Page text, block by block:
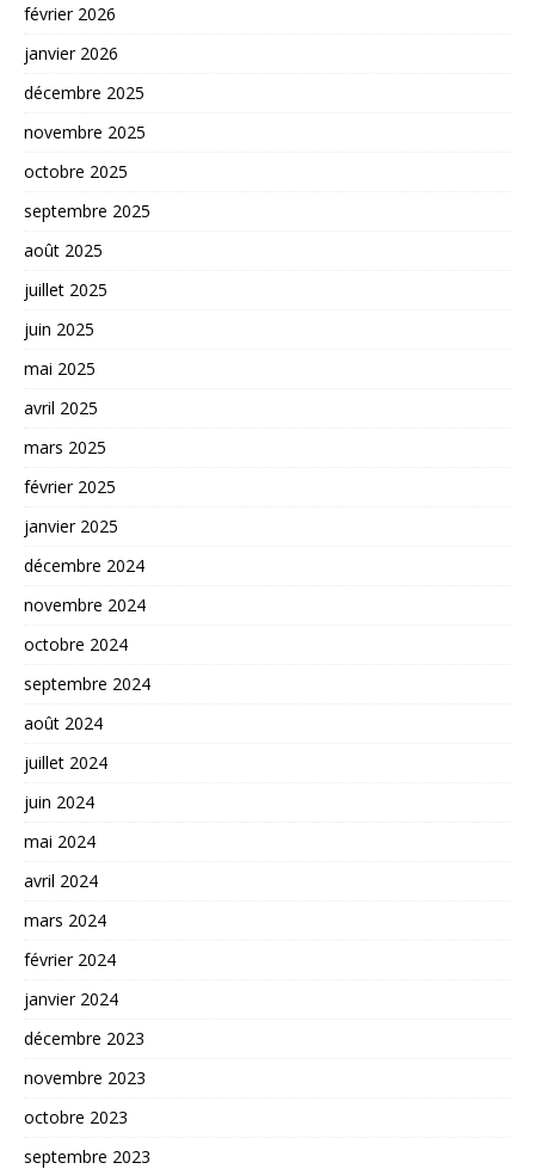
février 2026
janvier 2026
décembre 2025
novembre 2025
octobre 2025
septembre 2025
août 2025
juillet 2025
juin 2025
mai 2025
avril 2025
mars 2025
février 2025
janvier 2025
décembre 2024
novembre 2024
octobre 2024
septembre 2024
août 2024
juillet 2024
juin 2024
mai 2024
avril 2024
mars 2024
février 2024
janvier 2024
décembre 2023
novembre 2023
octobre 2023
septembre 2023